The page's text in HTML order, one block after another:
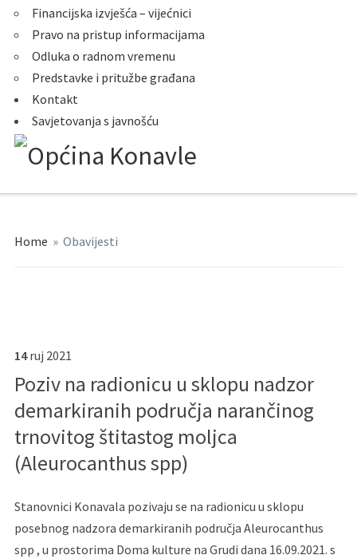
Financijska izvješća – vijećnici
Pravo na pristup informacijama
Odluka o radnom vremenu
Predstavke i pritužbe građana
Kontakt
Savjetovanja s javnošću
Home » Obavijesti
14 ruj 2021
Poziv na radionicu u sklopu nadzor
demarkiranih područja narančinog
trnovitog štitastog moljca
(Aleurocanthus spp)
Stanovnici Konavala pozivaju se na radionicu u sklopu
posebnog nadzora demarkiranih područja Aleurocanthus
spp , u prostorima Doma kulture na Grudi dana 16.09.2021. s